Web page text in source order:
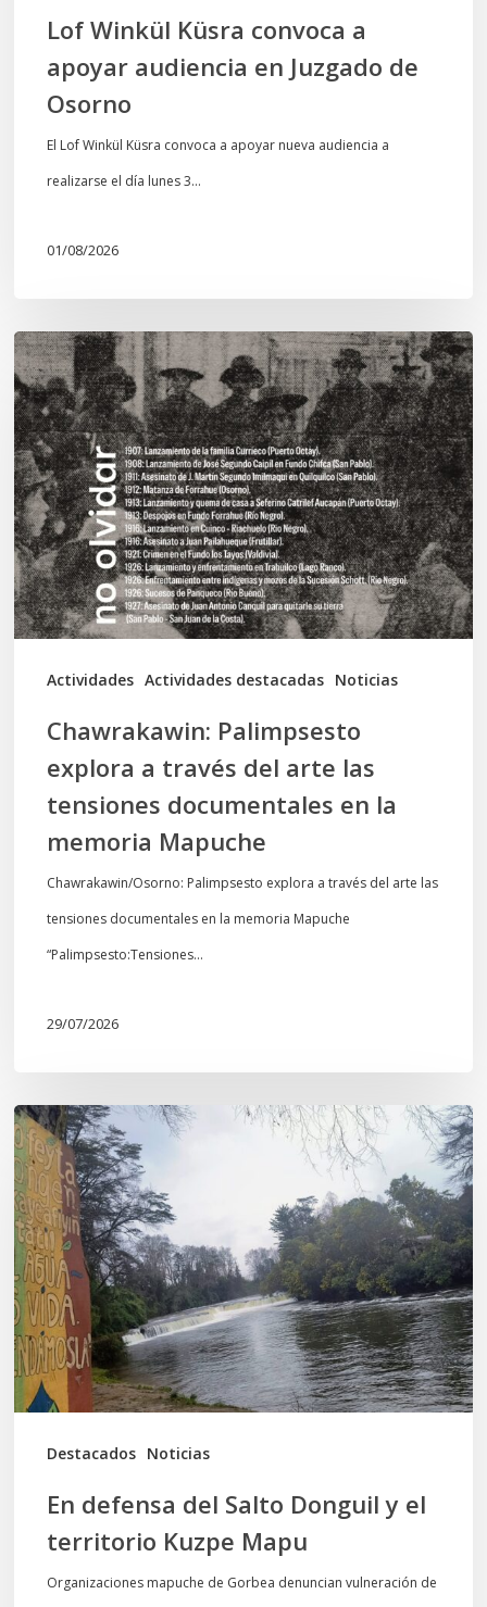
Lof Winkül Küsra convoca a
apoyar audiencia en Juzgado de
Osorno
El Lof Winkül Küsra convoca a apoyar nueva audiencia a
realizarse el día lunes 3…
01/08/2026
Actividades Actividades destacadas Noticias
Chawrakawin:
Palimpsesto
explora
a
través
del
arte
las
tensiones
documentales
memoria
Mapuche
Chawrakawin: Palimpsesto
explora a través del arte las
tensiones documentales en la
memoria Mapuche
Chawrakawin/Osorno: Palimpsesto explora a través del arte las
tensiones documentales en la memoria Mapuche
“Palimpsesto:Tensiones…
29/07/2026
Destacados Noticias
En
defensa
del
Salto
Donguil
y
el
territorio
Kuzpe
Mapu
En defensa del Salto Donguil y el
territorio Kuzpe Mapu
Organizaciones mapuche de Gorbea denuncian vulneración de